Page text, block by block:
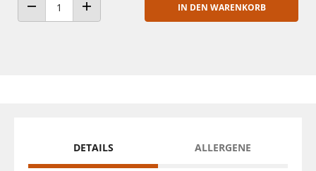
ANZAHL VERRINGERNANZAHL ERHÖHEN
IN DEN WARENKORB
DETAILS ALLERGENE